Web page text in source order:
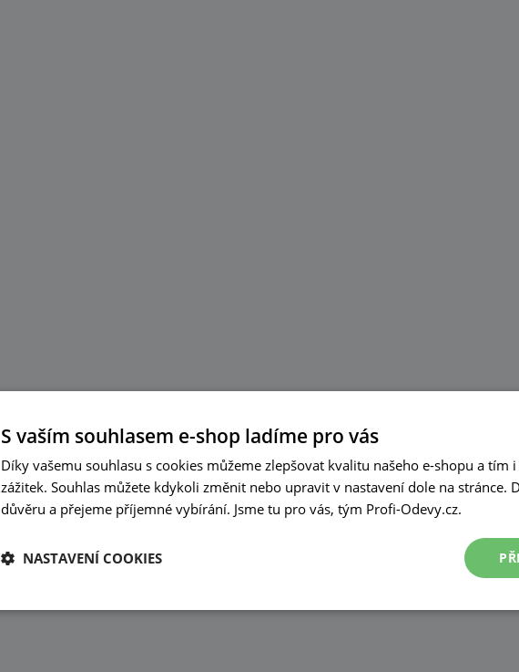
S vaším souhlasem e-shop ladíme pro vás
Díky vašemu souhlasu s cookies můžeme zlepšovat kvalitu našeho e-shopu a tím
zážitek. Souhlas můžete kdykoli změnit nebo upravit v nastavení dole na stránce.
důvěru a přejeme příjemné vybírání. Jsme tu pro vás, tým Profi-Odevy.cz.
NASTAVENÍ COOKIES